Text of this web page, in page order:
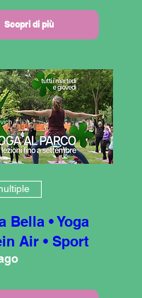
Scopri di più
Bella • Yoga
Air • Sport